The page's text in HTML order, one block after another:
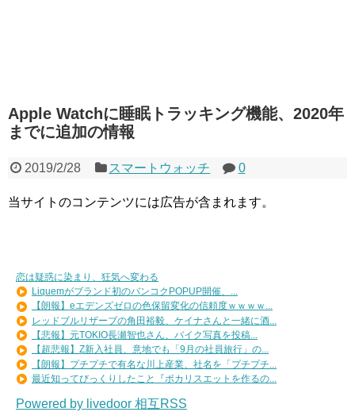
Apple Watchに睡眠トラッキング機能、2020年
までに追加の情報
2019/2/28 スマートウォッチ 0
当サイトのコンテンツには広告が含まれます。
恋は疑惑に染まり、狂気へ変わる
Liquemがブランド初のバンコクPOPUP開催、...
【朗報】eエデンズゼロの色保留変化の信頼度ｗｗｗｗ...
レッドブルリザーブの角田裕毅、ケイナさんと一緒に酒...
【悲報】元TOKIO長瀬智也さん、バイク写真を投稿...
【超悲報】Z新入社員、意地でも「9月の社員旅行」の...
【朗報】プチプチで有名な川上産業、社名を「プチプチ...
最近知ってびっくりしたこと『ポカリスエットを作るの...
Powered by livedoor 相互RSS